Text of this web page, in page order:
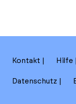
Kontakt Hilfe
Datenschutz